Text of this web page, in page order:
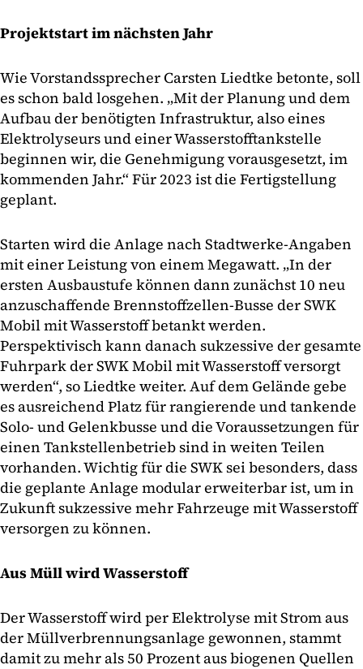
Projektstart im nächsten Jahr
Wie Vorstandssprecher Carsten Liedtke betonte, soll
es schon bald losgehen. „Mit der Planung und dem
Aufbau der benötigten Infrastruktur, also eines
Elektrolyseurs und einer Wasserstofftankstelle
beginnen wir, die Genehmigung vorausgesetzt, im
kommenden Jahr.“ Für 2023 ist die Fertigstellung
geplant.
Starten wird die Anlage nach Stadtwerke-Angaben
mit einer Leistung von einem Megawatt. „In der
ersten Ausbaustufe können dann zunächst 10 neu
anzuschaffende Brennstoffzellen-Busse der SWK
Mobil mit Wasserstoff betankt werden.
Perspektivisch kann danach sukzessive der gesamte
Fuhrpark der SWK Mobil mit Wasserstoff versorgt
werden“, so Liedtke weiter. Auf dem Gelände gebe
es ausreichend Platz für rangierende und tankende
Solo- und Gelenkbusse und die Voraussetzungen für
einen Tankstellenbetrieb sind in weiten Teilen
vorhanden. Wichtig für die SWK sei besonders, dass
die geplante Anlage modular erweiterbar ist, um in
Zukunft sukzessive mehr Fahrzeuge mit Wasserstoff
versorgen zu können.
Aus Müll wird Wasserstoff
Der Wasserstoff wird per Elektrolyse mit Strom aus
der Müllverbrennungsanlage gewonnen, stammt
damit zu mehr als 50 Prozent aus biogenen Quellen